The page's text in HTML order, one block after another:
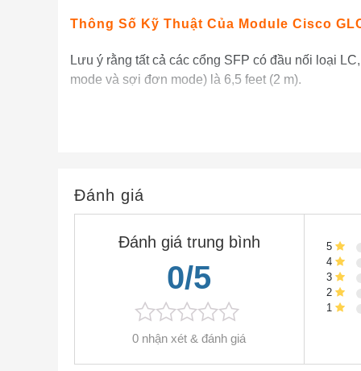
Thông Số Kỹ Thuật Của Module Cisco
Lưu ý rằng tất cả các cổng SFP có đầu nối loại
mode và sợi đơn mode) là 6,5 feet (2 m).
1000BASE-SX
850
MMF
Đánh giá
Đánh giá trung bình
0/5
0 nhận xét & đánh giá
5
4
3
2
1